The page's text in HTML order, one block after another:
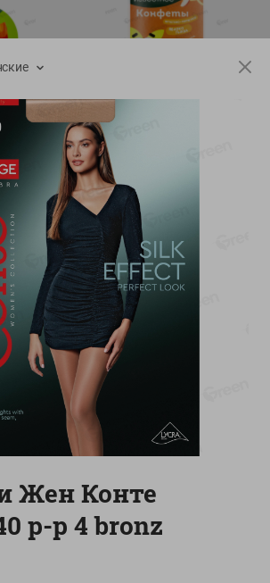
20 шт
-20%
3.99
Конфеты фруктово-
ягодные Местное
известное яблоко-тыква
Хоба
60г
Показать 15-28 из 78
женские
Жен Конте
р-р 4 bronz